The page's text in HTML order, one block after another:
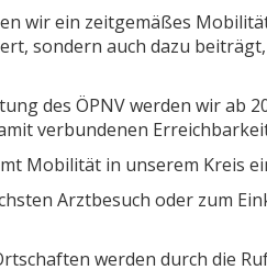
wir ein zeitgemäßes
sondern auch dazu
des ÖPNV werden wir ab
verbundenen
Mobilität in unserem Kreis
Arztbesuch oder zum
werden durch die